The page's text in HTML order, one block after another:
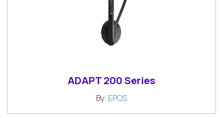
ADAPT 200 Series
By: EPOS